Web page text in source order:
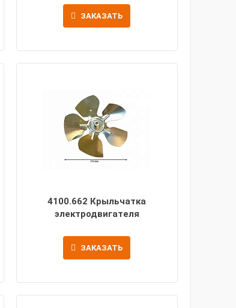
ЗАКАЗАТЬ
4100.662 Крыльчатка
электродвигателя
ЗАКАЗАТЬ